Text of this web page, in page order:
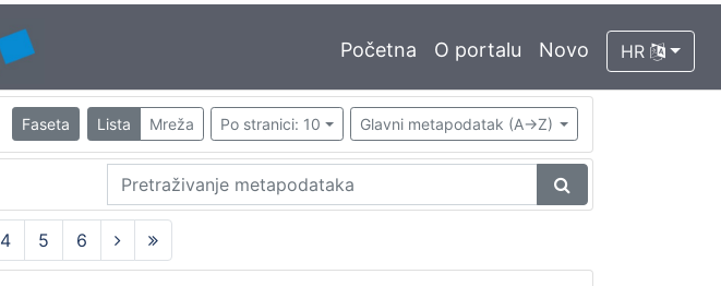
Početna O portalu Novo HR
Faseta Lista Mreža Po stranici: 10 Glavni metapodatak (A->Z)
4 5
6